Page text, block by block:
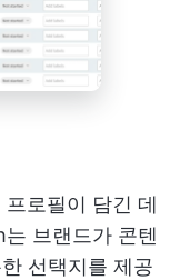
로필이 담긴 데
브랜드가 콘텐
선택지를 제공